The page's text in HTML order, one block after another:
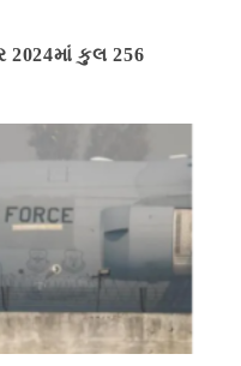
2024માં કુલ 256